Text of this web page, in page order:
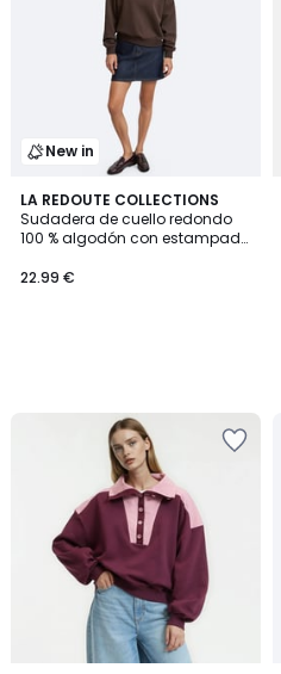
New in
LA REDOUTE COLLECTIONS
Sudadera de cuello redondo
100 % algodón con estampado
22.99 €